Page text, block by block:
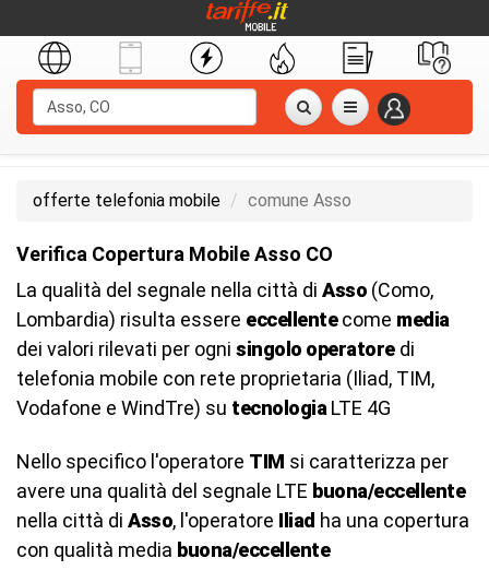
offerte telefonia mobile comune Asso
Verifica Copertura Mobile Asso CO
La qualità del segnale nella città di Asso (Como,
Lombardia) risulta essere eccellentecome media
dei valori rilevati per ogni singolo operatoredi
telefonia mobile con rete proprietaria (Iliad, TIM,
Vodafone e WindTre) su tecnologia LTE 4G
Nello specifico l'operatore TIM si caratterizza per
avere una qualità del segnale LTE buona/eccellente
nella città di Asso, l'operatore Iliad ha una copertura
con qualità media buona/eccellente